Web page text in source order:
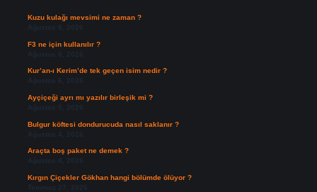
Kuzu kulağı mevsimi ne zaman ?
Ağustos 8, 2026
F3 ne için kullanılır ?
Ağustos 6, 2026
Kur’an-ı Kerim’de tek geçen isim nedir ?
Ağustos 6, 2026
Ayçiçeği ayrı mı yazılır birleşik mi ?
Ağustos 5, 2026
Bulgur köftesi dondurucuda nasıl saklanır ?
Ağustos 4, 2026
Araçta boş paket ne demek ?
Ağustos 4, 2026
Kırgın Çiçekler Gökhan hangi bölümde ölüyor ?
Temmuz 27, 2026